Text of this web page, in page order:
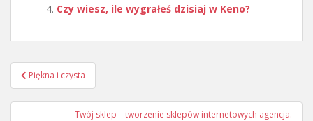
Czy wiesz, ile wygrałeś dzisiaj w Keno?
Nawigacja
wpisu
Piękna i czysta
Twój sklep – tworzenie sklepów internetowych agencja.